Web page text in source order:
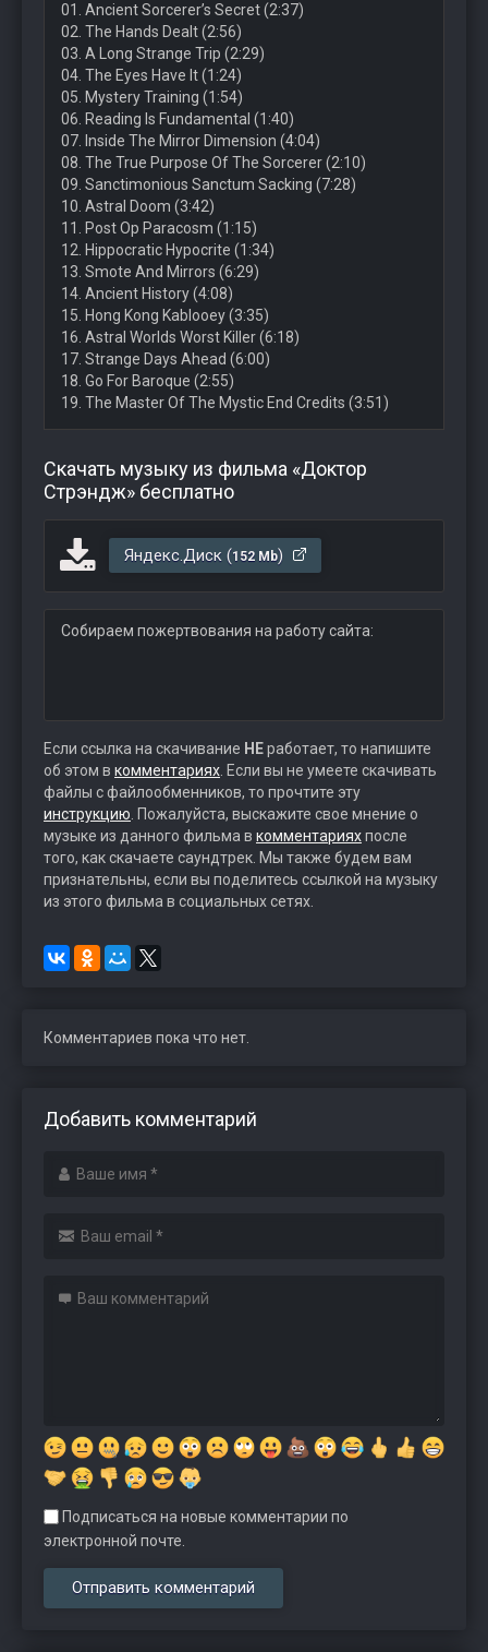
01. Ancient Sorcerer’s Secret (2:37)
02. The Hands Dealt (2:56)
03. A Long Strange Trip (2:29)
04. The Eyes Have It (1:24)
05. Mystery Training (1:54)
06. Reading Is Fundamental (1:40)
07. Inside The Mirror Dimension (4:04)
08. The True Purpose Of The Sorcerer (2:10)
09. Sanctimonious Sanctum Sacking (7:28)
10. Astral Doom (3:42)
11. Post Op Paracosm (1:15)
12. Hippocratic Hypocrite (1:34)
13. Smote And Mirrors (6:29)
14. Ancient History (4:08)
15. Hong Kong Kablooey (3:35)
16. Astral Worlds Worst Killer (6:18)
17. Strange Days Ahead (6:00)
18. Go For Baroque (2:55)
19. The Master Of The Mystic End Credits (3:51)
Скачать музыку из фильма «Доктор
Стрэндж» бесплатно
Яндекс.Диск (152 Mb)
Собираем пожертвования на работу сайта:
Если ссылка на скачивание НЕработает, то напишите
об этом в комментариях . Если вы не умеете скачивать
файлы с файлообменников, то прочтите эту
инструкцию . Пожалуйста, выскажите свое мнение о
музыке из данного фильма в комментарияхпосле
того, как скачаете саундтрек. Мы также будем вам
признательны, если вы поделитесь ссылкой на музыку
из этого фильма в социальных сетях.
Комментариев пока что нет.
Добавить комментарий
Подписаться на новые комментарии по
электронной почте.